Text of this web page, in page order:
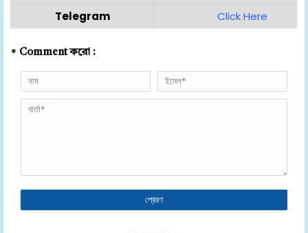
Telegram
Click Here
• Comment করো :